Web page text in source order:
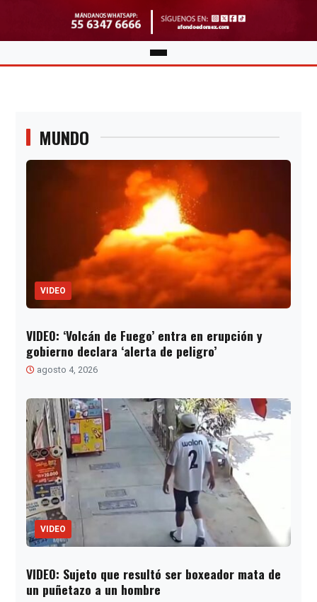
MUNDO
VIDEO
VIDEO: ‘Volcán de Fuego’ entra en erupción y
gobierno declara ‘alerta de peligro’
agosto 4, 2026
VIDEO
VIDEO: Sujeto que resultó ser boxeador mata de
un puñetazo a un hombre